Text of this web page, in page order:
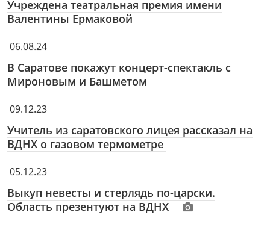
Учреждена театральная премия имени
Валентины Ермаковой
06.08.24
В Саратове покажут концерт-спектакль с
Мироновым и Башметом
09.12.23
Учитель из саратовского лицея рассказал на
ВДНХ о газовом термометре
05.12.23
Выкуп невесты и стерлядь по-царски.
Область презентуют на ВДНХ